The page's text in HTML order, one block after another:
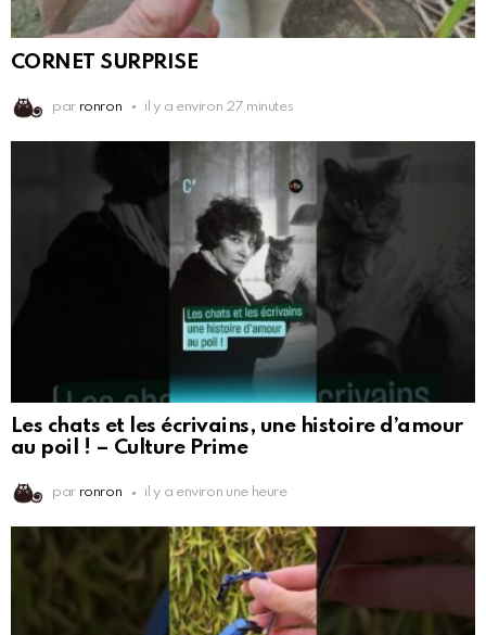
CORNET SURPRISE
par ronron il y a environ 27 minutes
Les chats et les écrivains, une histoire d’amour
au poil ! – Culture Prime
par ronron il y a environ une heure